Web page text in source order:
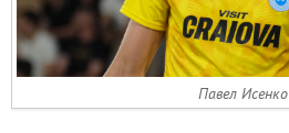
Павел Исенко